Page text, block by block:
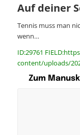
Auf deiner
Tennis muss man
wenn…
ID:29761
content/uploads/
Zum